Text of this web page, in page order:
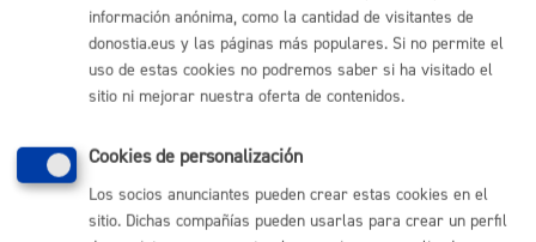
Comunícate con el Ayuntamiento de Donostia / San
Sebastián
(+34) 943 481 000
Buzón de la ciudadanía
Informar de un error en la web
información anónima, como la cantidad de visitantes de
donostia.eus y las páginas más populares. Si no permite el
uso de estas cookies no podremos saber si ha visitado el
sitio ni mejorar nuestra oferta de contenidos.
Cookies de personalización
Los socios anunciantes pueden crear estas cookies en el
sitio. Dichas compañías pueden usarlas para crear un perfil